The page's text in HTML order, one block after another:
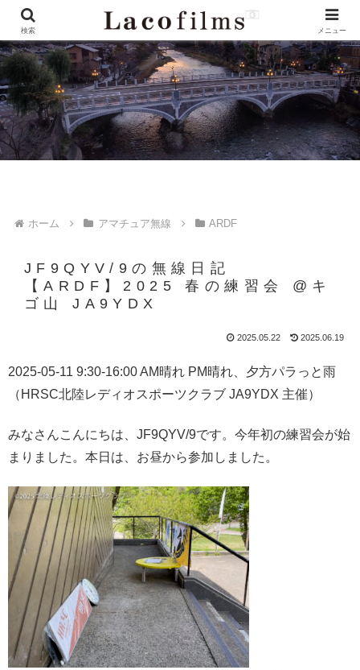
ホーム アマチュア無線 ARDF
JF9QYV/9の無線日記
【ARDF】2025 春の練習会 @キ
ゴ山 JA9YDX
2025.05.22 2025.06.19
2025-05-11 9:30-16:00 AM晴れ PM晴れ、夕方パラっと雨
（HRSC北陸レディオスポーツクラブ JA9YDX 主催）
みなさんこんにちは、JF9QYV/9です。今年初の練習会が始
まりました。本日は、お昼から参加しました。
検索 メニュー